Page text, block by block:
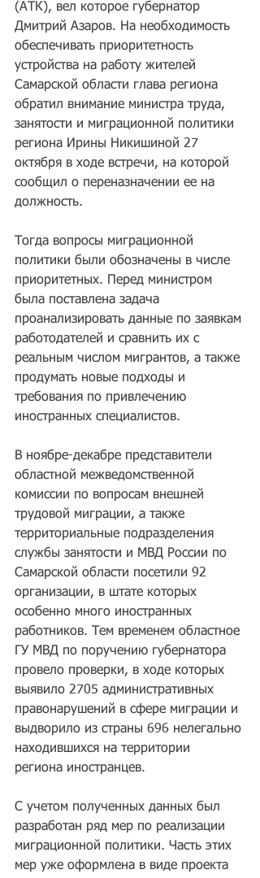
(АТК), вел которое губернатор
Дмитрий Азаров. На необходимость
обеспечивать приоритетность
устройства на работу жителей
Самарской области глава региона
обратил внимание министра труда,
занятости и миграционной политики
региона Ирины Никишиной 27
октября в ходе встречи, на которой
сообщил о переназначении ее на
должность.
Тогда вопросы миграционной
политики были обозначены в числе
приоритетных. Перед министром
была поставлена задача
проанализировать данные по заявкам
работодателей и сравнить их с
реальным числом мигрантов, а также
продумать новые подходы и
требования по привлечению
иностранных специалистов.
В ноябре-декабре представители
областной межведомственной
комиссии по вопросам внешней
трудовой миграции, а также
территориальные подразделения
службы занятости и МВД России по
Самарской области посетили 92
организации, в штате которых
особенно много иностранных
работников. Тем временем областное
ГУ МВД по поручению губернатора
провело проверки, в ходе которых
выявило 2705 административных
правонарушений в сфере миграции и
выдворило из страны 696 нелегально
находившихся на территории
региона иностранцев.
С учетом полученных данных был
разработан ряд мер по реализации
миграционной политики. Часть этих
мер уже оформлена в виде проекта